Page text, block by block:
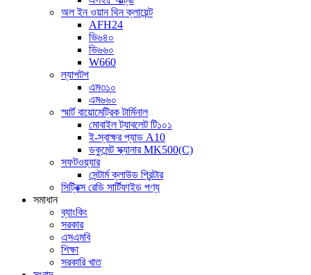
অল ইন ওয়ান থিন ক্লায়েন্ট
AFH24
ভি৬৪০
ভি৬৬০
W660
ল্যাপটপ
এম৩১০
এম৬৬০
স্মার্ট বায়োমেট্রিক টার্মিনাল
মোবাইল ট্যাবলেট টি১০১
ই-স্বাক্ষর প্যাড A10
ডকুমেন্ট স্ক্যানার MK500(C)
সফটওয়্যার
সেন্টার্ম ক্লাউড প্রিন্টার
সিট্রিক্স রেডি সার্টিফাইড পণ্য
সমাধান
ব্যাংকিং
সরকার
এসএমবি
শিক্ষা
সরকারি খাত